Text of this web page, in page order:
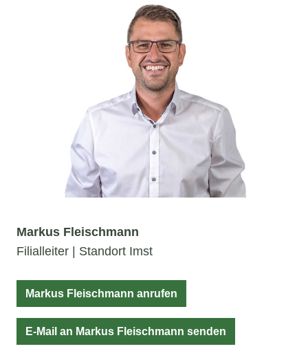
Markus Fleischmann
Filialleiter | Standort Imst
Markus Fleischmann anrufen
E-Mail an Markus Fleischmann senden